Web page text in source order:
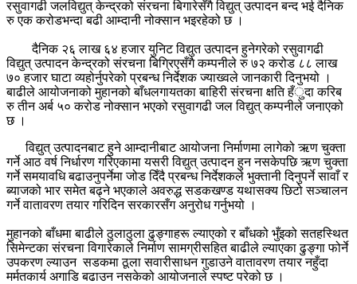
रसुवागढी जलविद्युत् केन्द्रको संरचना बिगारेसँगै विद्युत् उत्पादन बन्द भई दैनिक
रु एक करोडभन्दा बढी आम्दानी नोक्सान भइरहेको छ ।
दैनिक २६ लाख ६४ हजार युनिट विद्युत उत्पादन हुनेगरेको रसुवागढी
विद्युत् उत्पादन केन्द्रको संरचना बिग्रिएसँगै कम्पनीले रु ७२ करोड ८८ लाख
७० हजार घाटा व्यहोर्नुपरेको प्रबन्ध निर्देशक ज्याख्वले जानकारी दिनुभयो ।
बाढीले आयोजनाको मुहानको बाँधलगायतका बाहिरी संरचना क्षति हँुदा करिब
रु तीन अर्ब ५० करोड नोक्सान भएको रसुवागढी जल विद्युत् कम्पनीले जनाएको
छ ।
विद्युत् उत्पादनबाट हुने आम्दानीबाट आयोजना निर्माणमा लागेको ऋण चुक्ता
गर्ने आठ वर्ष निर्धारण गरिएकामा यसरी विद्युत् उत्पादन हुन नसकेपछि ऋण चुक्ता
गर्ने समयावधि बढाउनुपर्नेमा जोड दिँदै प्रबन्ध निर्देशकले भुक्तानी दिनुपर्ने सावाँ र
ब्याजको भार समेत बढ्ने भएकाले अवरुद्ध सडकखण्ड यथासक्य छिटो सञ्चालन
गर्ने वातावरण तयार गरिदिन सरकारसँग अनुरोध गर्नुभयो ।
मुहानको बाँधमा बाढीले ठुलाठुला ढुङ्गाहरू ल्याएको र बाँधको भुँइको सतहस्थित
सिमेन्टका संरचना विगारेकाले निर्माण सामग्रीसहित बाढीले ल्याएका ढुङ्गा फोर्ने
उपकरण ल्याउन सडकमा ठूला सवारीसाधन गुडाउने वातावरण तयार नहुँदा
मर्मतकार्य अगाडि बढाउन नसकेको आयोजनाले स्पष्ट परेको छ ।